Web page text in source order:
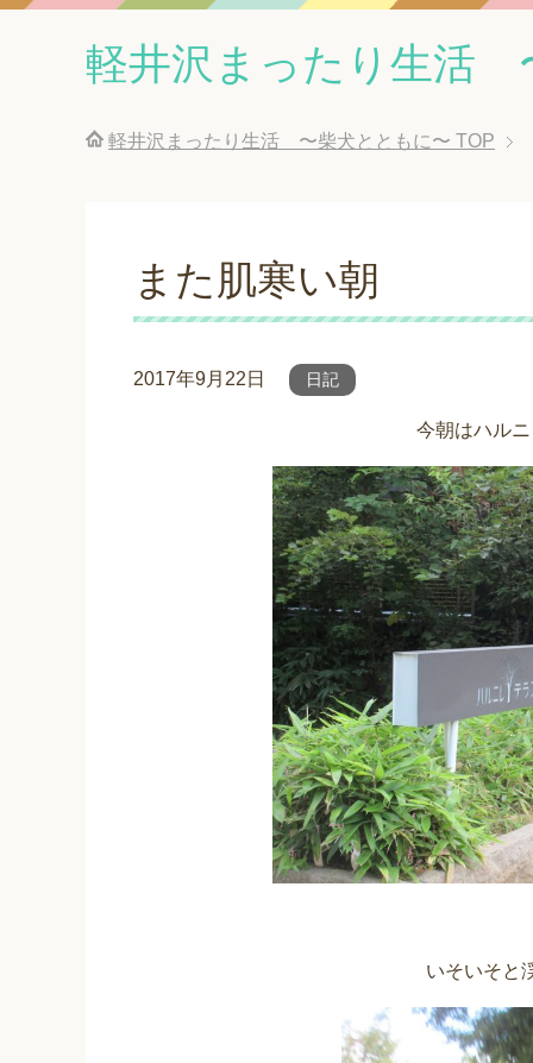
軽井沢まったり生活
軽井沢まったり生活 〜柴犬とともに〜 TOP
また肌寒い朝
2017年9月22日 日記
今朝はハル
いそいそと